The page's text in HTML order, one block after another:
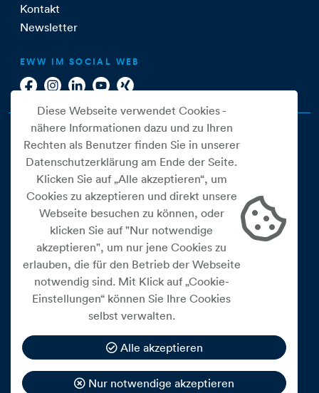
Kontakt
Newsletter
EWW IM SOCIAL WEB
Cookie Einstellungen
Datenschutz
Impressum
Widerrufsbelehrung
Medienfreiheitsgesetz
Barrierefreiheitserklärung
Hinweisgeberschutz
Diese Webseite verwendet Cookies -
nähere Informationen dazu und zu Ihren
Rechten als Benutzer finden Sie in unserer
Datenschutzerklärung am Ende der Seite.
Klicken Sie auf „Alle akzeptieren“, um
Cookies zu akzeptieren und direkt unsere
Webseite besuchen zu können, oder
klicken Sie auf "Nur notwendige
akzeptieren", um nur jene Cookies zu
erlauben, die für den Betrieb der Webseite
notwendig sind. Mit Klick auf „Cookie-
Einstellungen“ können Sie Ihre Cookies
selbst verwalten.
Alle akzeptieren
Nur notwendige akzeptieren